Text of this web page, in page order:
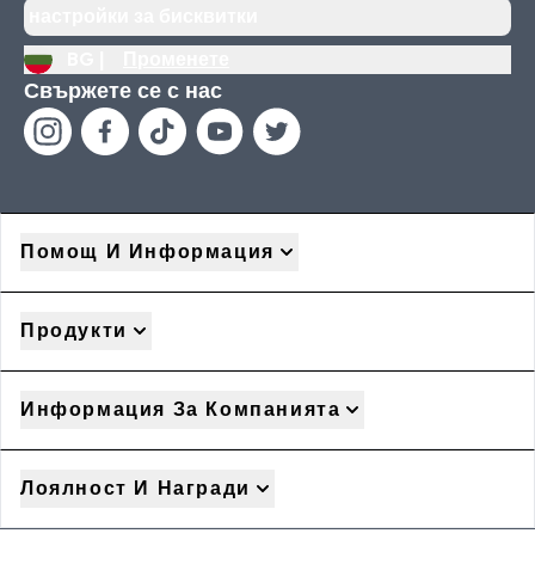
Свържете се с нас
Помощ И Информация
Продукти
Информация За Компанията
Лоялност И Награди